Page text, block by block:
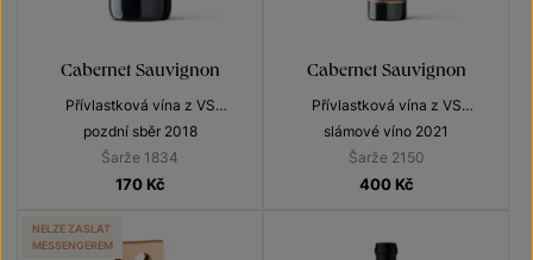
Cabernet Sauvignon
Přívlastková vína z VS
Lechovice
pozdní sběr 2018
Šarže 1834
170 Kč
Cabernet Sauvignon
Přívlastková vína z VS
Lechovice
slámové víno 2021
Šarže 2150
400 Kč
NELZE ZASLAT
MESSENGEREM